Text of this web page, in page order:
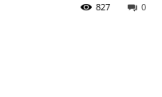
0
827